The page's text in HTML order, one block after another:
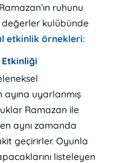
ruhunu
değerler kulübünde
etkinlik örnekleri:
ayına uyarlanmış
Ramazan ile
aynı zamanda
geçirirler. Oyunla
listeleyen